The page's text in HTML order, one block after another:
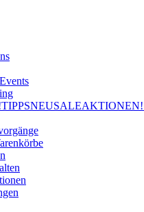
TIPPSNEUSALEAKTIONEN!